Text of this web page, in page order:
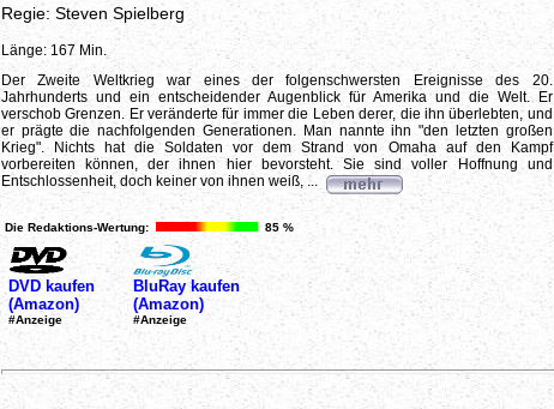
Regie: Steven Spielberg
Länge: 167 Min.
Der Zweite Weltkrieg war eines der folgenschwersten Ereignisse des 20.
Jahrhunderts und ein entscheidender Augenblick für Amerika und die Welt. Er
verschob Grenzen. Er veränderte für immer die Leben derer, die ihn überlebten, und
er prägte die nachfolgenden Generationen. Man nannte ihn "den letzten großen
Krieg". Nichts hat die Soldaten vor dem Strand von Omaha auf den Kampf
vorbereiten können, der ihnen hier bevorsteht. Sie sind voller Hoffnung und
Entschlossenheit, doch keiner von ihnen weiß, ...
Die Redaktions-Wertung: 85 %
DVD kaufen
(Amazon)
#Anzeige
BluRay kaufen
(Amazon)
#Anzeige